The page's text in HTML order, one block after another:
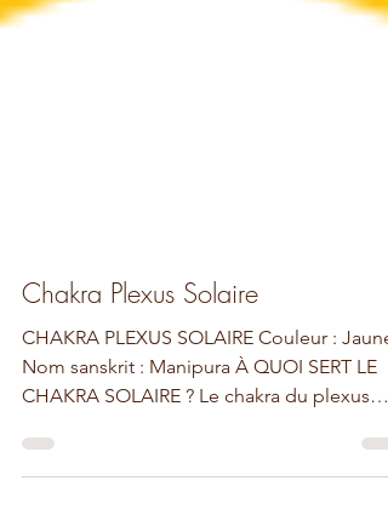
Chakra Plexus Solaire
CHAKRA PLEXUS SOLAIRE Couleur : Jaune
CHAKRA SOLAIRE ? Le chakra du plexus
solaire est le...